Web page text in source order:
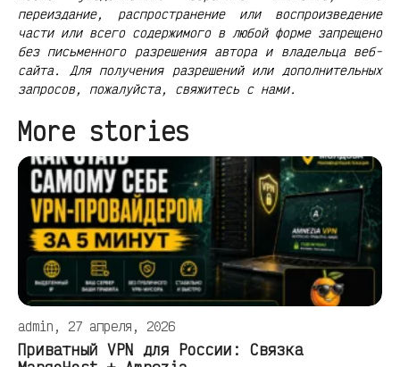
переиздание, распространение или воспроизведение
части или всего содержимого в любой форме запрещено
без письменного разрешения автора и владельца веб-
сайта. Для получения разрешений или дополнительных
запросов, пожалуйста, свяжитесь с нами.
More stories
admin, 27 апреля, 2026
Приватный VPN для России: Связка